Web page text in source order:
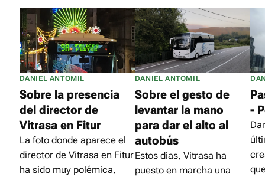
DANIEL ANTOMIL
Sobre la presencia
del director de
Vitrasa en Fitur
La foto donde aparece el
director de Vitrasa en Fitur
ha sido muy polémica,
DANIEL ANTOMIL
Sobre el gesto de
levantar la mano
para dar el alto al
autobús
Estos días, Vitrasa ha
puesto en marcha una
-